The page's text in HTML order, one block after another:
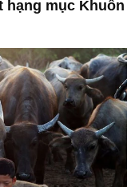
hạng mục Khuôn